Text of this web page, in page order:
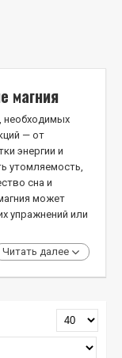
магния
необходимых
— от
энергии и
утомляемость,
сна и
может
упражнений или
Читать далее